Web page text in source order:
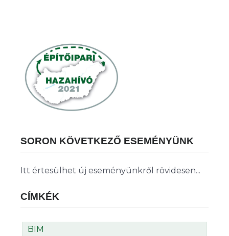
SORON KÖVETKEZŐ ESEMÉNYÜNK
Itt értesülhet új eseményünkről rövidesen...
CÍMKÉK
BIM